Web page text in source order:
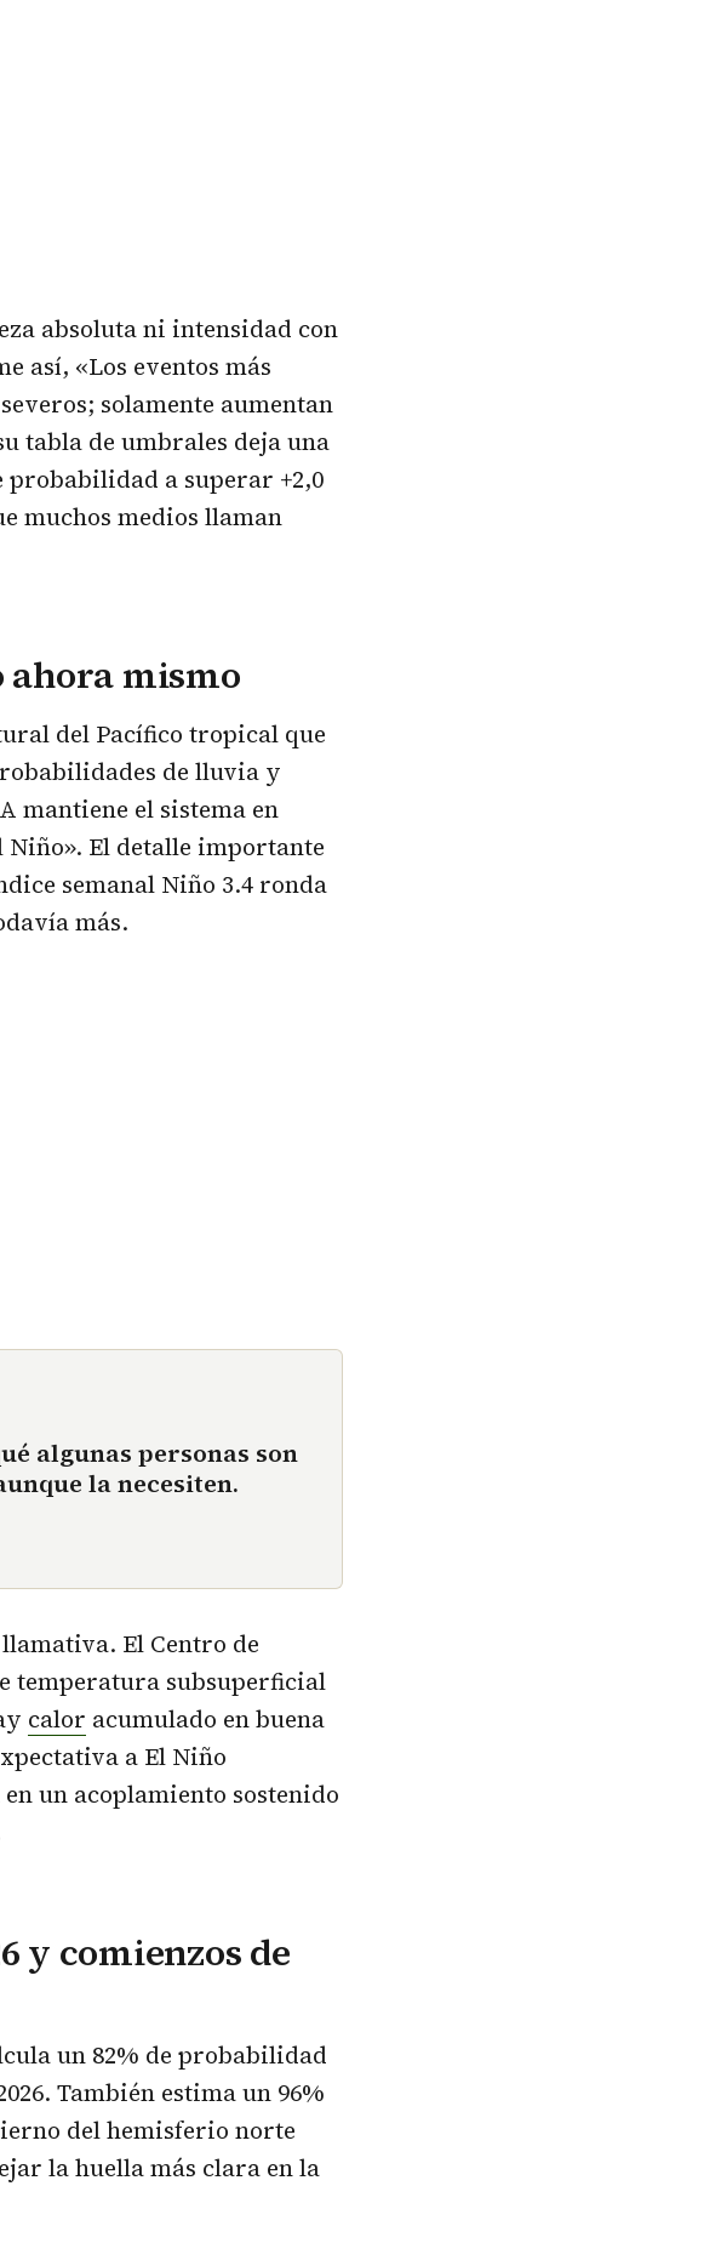
absoluta ni intensidad con
así, «Los eventos más
solamente aumentan
tabla de umbrales deja una
probabilidad a superar +2,0
muchos medios llaman
ahora mismo
del Pacífico tropical que
de lluvia y
mantiene el sistema en
Niño». El detalle importante
semanal Niño 3.4 ronda
más.
algunas personas son
la necesiten.
El Centro de
temperatura subsuperficial
calor acumulado en buena
a El Niño
un acoplamiento sostenido
y comienzos de
un 82% de probabilidad
También estima un 96%
del hemisferio norte
la huella más clara en la